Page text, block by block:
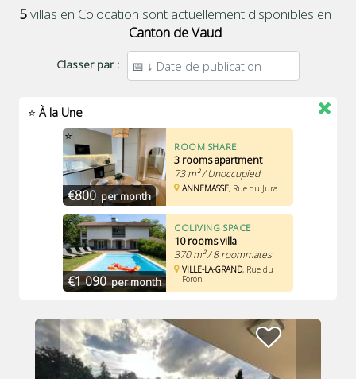
5villas en Colocation sont actuellement disponibles en
Canton de Vaud
Classer par :
⭐ À la Une
⭐
€800 per month
ROOM SHARE
3 rooms apartment
73 m² / Unoccupied
ANNEMASSE, Rue du Jura
⭐
€1 090per month
COLIVING SPACE
10 rooms villa
370 m² / 8 roommates
VILLE-LA-GRAND, Rue du
Foron